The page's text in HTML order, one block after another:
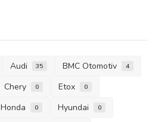
Audi 35 BMC Otomotiv 4
Chery 0 Etox 0
Honda 0 Hyundai 0